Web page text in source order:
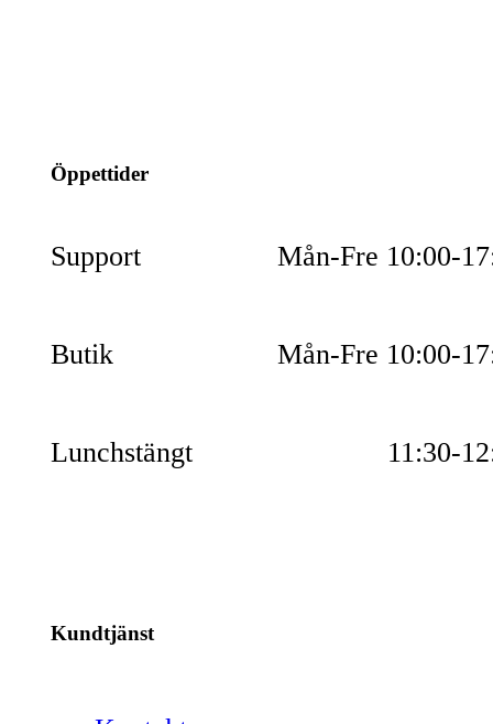
Öppettider
Support Mån-Fre 10:00-
Butik Mån-Fre 10:00-
Lunchstängt 11:30-
Kundtjänst